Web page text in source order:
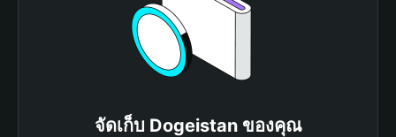
จัดเก็บ Dogeistan ของคุณ